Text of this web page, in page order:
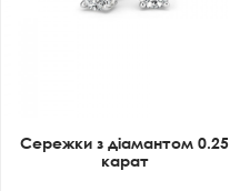
Сережки з діамантом 0.25
карат